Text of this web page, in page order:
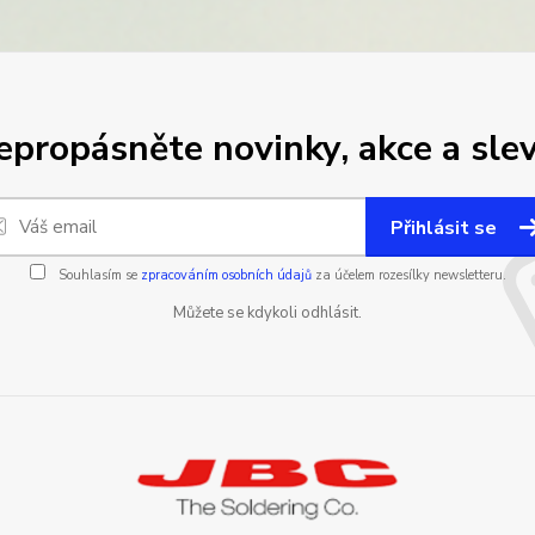
novinky, akce a
Přihlásit se
Souhlasím se zpracováním osobních údajůza účelem rozesílky newsletteru.
Můžete se kdykoli odhlásit.